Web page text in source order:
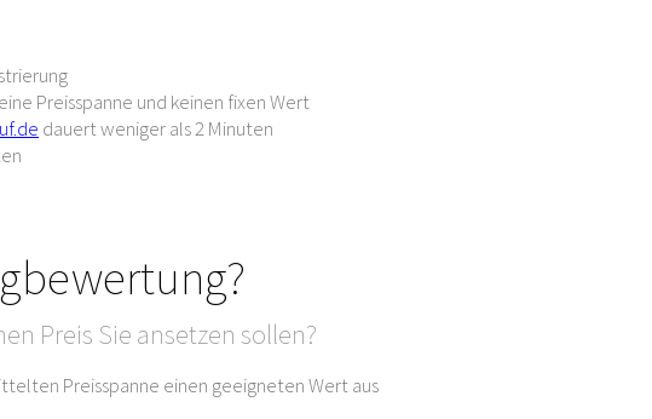
Preisspanne und keinen fixen Wert
dauert weniger als 2 Minuten
Preis Sie ansetzen sollen?
Preisspanne einen geeigneten Wert aus